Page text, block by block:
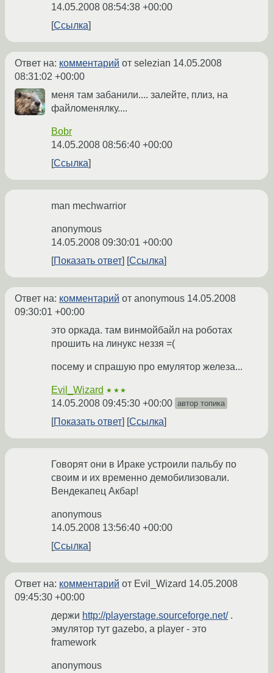
14.05.2008 08:54:38 +00:00
Ссылка
Ответ на: комментарий от selezian 14.05.2008
08:31:02 +00:00
меня там забанили.... залейте, плиз, на
файломенялку....
Bobr
14.05.2008 08:56:40 +00:00
Ссылка
man mechwarrior
anonymous
14.05.2008 09:30:01 +00:00
Показать ответ
Ссылка
Ответ на: комментарий от anonymous 14.05.2008
09:30:01 +00:00
это оркада. там винмойбайл на роботах
прошить на линукс неззя =(
посему и спрашую про емулятор железа...
Evil_Wizard ★★★
14.05.2008 09:45:30 +00:00 автор топика
Показать ответ Ссылка
Говорят они в Ираке устроили пальбу по
своим и их временно демобилизовали.
Вендекапец Акбар!
anonymous
14.05.2008 13:56:40 +00:00
Ссылка
Ответ на: комментарий от Evil_Wizard 14.05.2008
09:45:30 +00:00
держи http://playerstage.sourceforge.net/.
эмулятор тут gazebo, а player - это
framework
anonymous